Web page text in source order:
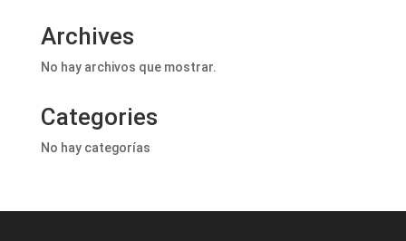
Archives
No hay archivos que mostrar.
Categories
No hay categorías